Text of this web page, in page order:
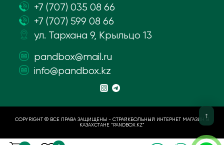
+7 (707) 035 08 66
+7 (707) 599 08 66
ул. Тархана 9, Крыльцо 13
pandbox@mail.ru
info@pandbox.kz
COPYRIGHT © ВСЕ ПРАВА ЗАЩИЩЕНЫ - СТРАЙКБОЛЬНЫЙ ИНТЕРНЕТ МАГАЗИН В
КАЗАХСТАНЕ “PANDBOX.KZ”